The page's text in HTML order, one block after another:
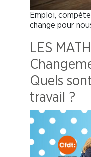
Emploi,
change pour
LES
Quels
travail ?